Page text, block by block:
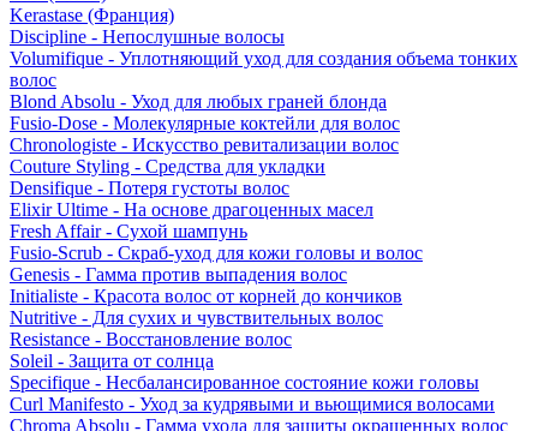
Kerastase (Франция)
Discipline - Непослушные волосы
Volumifique - Уплотняющий уход для создания объема тонких
волос
Blond Absolu - Уход для любых граней блонда
Fusio-Dose - Молекулярные коктейли для волос
Chronologiste - Искусство ревитализации волос
Couture Styling - Средства для укладки
Densifique - Потеря густоты волос
Elixir Ultime - На основе драгоценных масел
Fresh Affair - Сухой шампунь
Fusio-Scrub - Скраб-уход для кожи головы и волос
Genesis - Гамма против выпадения волос
Initialiste - Красота волос от корней до кончиков
Nutritive - Для сухих и чувствительных волос
Resistance - Восстановление волос
Soleil - Защита от солнца
Specifique - Несбалансированное состояние кожи головы
Curl Manifesto - Уход за кудрявыми и вьющимися волосами
Chroma Absolu - Гамма ухода для защиты окрашенных волос